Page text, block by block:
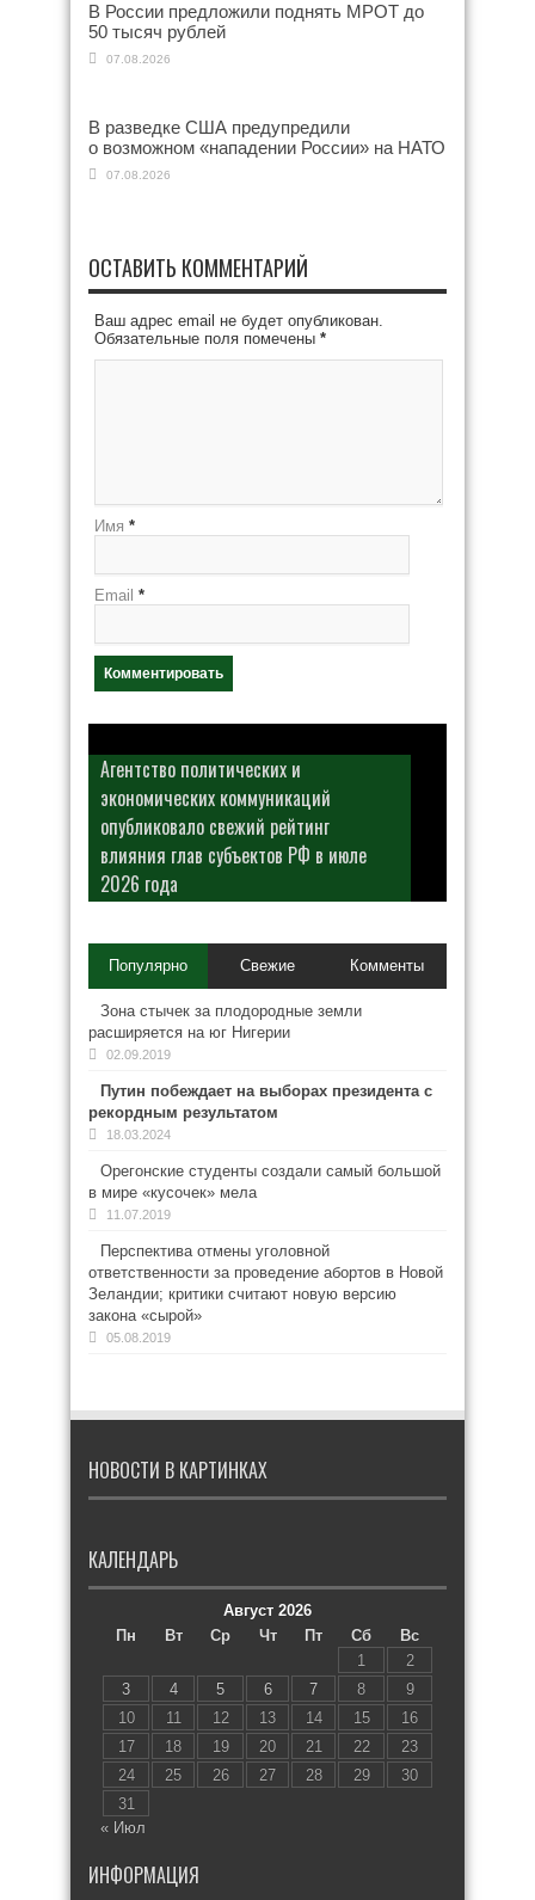
В России предложили поднять МРОТ до
50 тысяч рублей
07.08.2026
В разведке США предупредили
о возможном «нападении России» на НАТО
07.08.2026
ОСТАВИТЬ КОММЕНТАРИЙ
Ваш адрес email не будет опубликован.
Обязательные поля помечены *
Имя *
Email *
Агентство политических и
экономических коммуникаций
опубликовало свежий рейтинг
влияния глав субъектов РФ в июле
2026 года
Популярно Свежие Комменты
Зона стычек за плодородные земли
расширяется на юг Нигерии
02.09.2019
Путин побеждает на выборах президента с
рекордным результатом
18.03.2024
Орегонские студенты создали самый большой
в мире «кусочек» мела
11.07.2019
Перспектива отмены уголовной
ответственности за проведение абортов в Новой
Зеландии; критики считают новую версию
закона «сырой»
05.08.2019
НОВОСТИ В КАРТИНКАХ
КАЛЕНДАРЬ
Август 2026
Пн
Вт Ср Чт Пт Сб
Вс
1
2
3
4 5 6 7 8
9
10
11 12 13 14 15
16
17
18 19 20 21 22
23
24
25 26 27 28 29
30
31
« Июл
ИНФОРМАЦИЯ